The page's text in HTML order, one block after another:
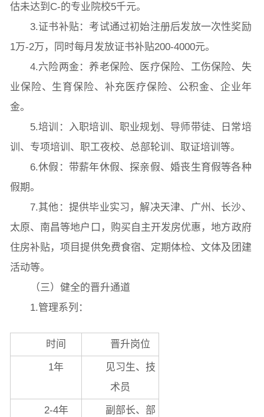
院行政 院工会 教授委员会
教学科研岗 行政管理岗 教学思政岗 实验教辅岗
本科教育 研究生教育 继续教育
学生活动 创业就业 奖助学金
常用办公电话 办事流程
估未达到C-的专业院校5千元。
3.证书补贴：考试通过初始注册后发放一次性奖励
1万-2万，同时每月发放证书补贴200-4000元。
4.六险两金：养老保险、医疗保险、工伤保险、失
业保险、生育保险、补充医疗保险、公积金、企业年
金。
5.培训：入职培训、职业规划、导师带徒、日常培
训、专项培训、职工夜校、总部轮训、取证培训等。
6.休假：带薪年休假、探亲假、婚丧生育假等各种
假期。
7.其他：提供毕业实习，解决天津、广州、长沙、
太原、南昌等地户口，购买自主开发房优惠，地方政府
住房补贴，项目提供免费食宿、定期体检、文体及团建
活动等。
（三）健全的晋升通道
1.管理系列：
时间 晋升岗位
1年
见习生、技
术员
2-4年
副部长、部